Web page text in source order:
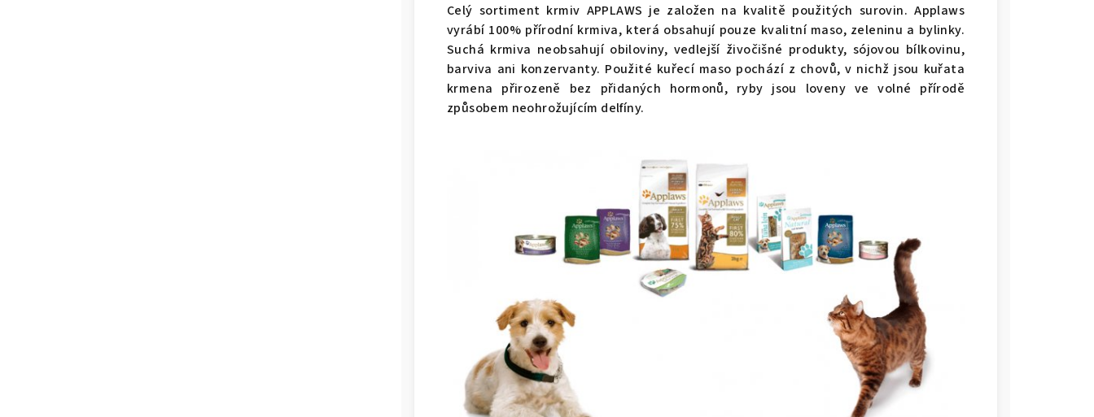
Celý sortiment krmiv APPLAWS je založen na kvalitě použitých surovin. Applaws
vyrábí 100% přírodní krmiva, která obsahují pouze kvalitní maso, zeleninu a bylinky.
Suchá krmiva neobsahují obiloviny, vedlejší živočišné produkty, sójovou bílkovinu,
barviva ani konzervanty. Použité kuřecí maso pochází z chovů, v nichž jsou kuřata
krmena přirozeně bez přidaných hormonů, ryby jsou loveny ve volné přírodě
způsobem neohrožujícím delfíny.